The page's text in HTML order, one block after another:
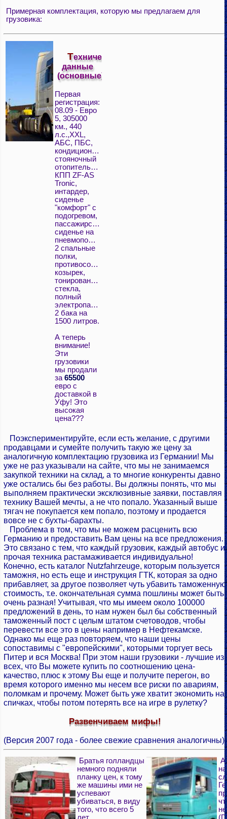
Примерная комплектация, которую мы предлагаем для
грузовика:
Технические
данные
(основные)
Первая
регистрация:
08.09 - Евро
5, 305000
км., 440
л.с.,XXL,
АБС, ПБС,
кондиционер,
стояночный
отопитель,холодильник,
КПП ZF-AS
Tronic,
интардер,
сиденье
"комфорт" с
подогревом,
пассажирское
сиденье на
пневмоподвеске,темпомат,
2 спальные
полки,
противосолнечный
козырек,
тонированные
стекла,
полный
электропакет,
2 бака на
1500 литров.
А теперь
внимание!
Эти
грузовики
мы продали
за65500
евро с
доставкой в
Уфу! Это
высокая
цена???
Поэкспериментируйте, если есть желание, с другими
продавцами и сумейте получить такую же цену за
аналогичную комплектацию грузовика из Германии! Мы
уже не раз указывали на сайте, что мы не занимаемся
закупкой техники на склад, а то многие конкуренты давно
уже остались бы без работы. Вы должны понять, что мы
выполняем практически эксклюзивные заявки, поставляя
технику Вашей мечты, а не что попало. Указанный выше
тягач не покупается кем попало, поэтому и продается
вовсе не с бухты-барахты.
Проблема в том, что мы не можем расценить всю
Германию и предоставить Вам цены на все предложения.
Это связано с тем, что каждый грузовик, каждый автобус и
прочая техника растамаживается индивидуально!
Конечно, есть каталог Nutzfahrzeuge, которым пользуется
таможня, но есть еще и инструкция ГТК, которая за одно
прибавляет, за другое позволяет чуть убавить таможенную
стоимость, т.е. окончательная сумма пошлины может быть
очень разная! Учитывая, что мы имеем около 100000
предложений в день, то нам нужен был бы собственный
таможенный пост с целым штатом счетоводов, чтобы
перевести все это в цены например в Нефтекамске.
Однако мы еще раз повторяем, что наши цены
сопоставимы с "европейскими", которыми торгует весь
Питер и вся Москва! При этом наши грузовики - лучшие из
всех, что Вы можете купить по соотношению цена-
качество, плюс к этому Вы еще и получите перегон, во
время которого именно мы несем все риски по авариям,
поломкам и прочему. Может быть уже хватит экономить на
спичках, чтобы потом потерять все на игре в рулетку?
Развенчиваем мифы!
(Версия 2007 года - более свежие сравнения аналогичны)
Братья голландцы
немного подняли
планку цен, к тому
же машины ими не
успевают
убиваться, в виду
того, что всего 5
лет
А